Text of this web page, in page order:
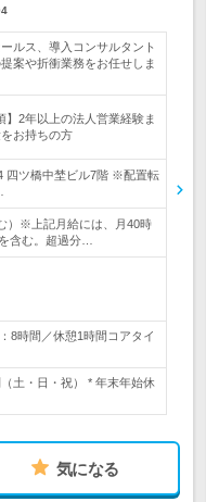
ルス、導入コンサルタント
案や折衝業務をお任せしま
2年以上の法人営業経験ま
お持ちの方
四ツ橋中埜ビル7階 ※配置転
）※上記月給には、月40時
含む。超過分…
8時間／休憩1時間コアタイ
土・日・祝） * 年末年始休
気になる